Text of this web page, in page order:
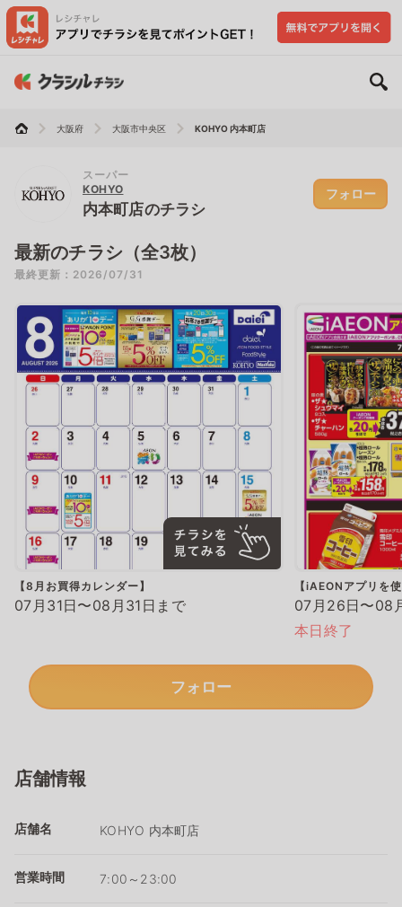
大阪府 大阪市中央区 KOHYO 内本町店
スーパー
KOHYO
内本町店のチラシ
フォロー
最新のチラシ（全3枚）
最終更新：2026/07/31
【8月お買得カレンダー】
07月31日〜08月31日まで
【iAEONアプリを
07月26日〜08
本日終了
フォロー
店舗情報
店舗名 KOHYO 内本町店
営業時間 7:00～23:00